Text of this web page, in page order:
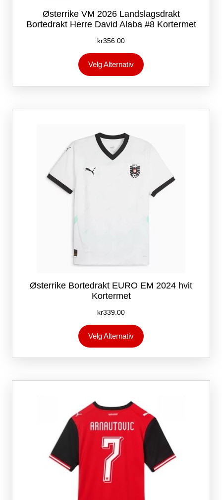
Østerrike VM 2026 Landslagsdrakt
Bortedrakt Herre David Alaba #8 Kortermet
kr356.00
Velg Alternativ
produktet
flere
Alternativene
på
produktsiden
Østerrike Bortedrakt EURO EM 2024 hvit
Kortermet
kr339.00
Velg Alternativ
produktet
flere
Alternativene
på
produktsiden